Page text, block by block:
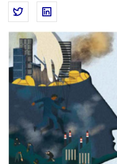
Partager la page
Partager Entreprises